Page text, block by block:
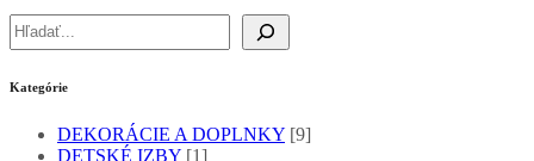
Hľadať
Kategórie
DEKORÁCIE A DOPLNKY [9]
DETSKÉ IZBY [1]